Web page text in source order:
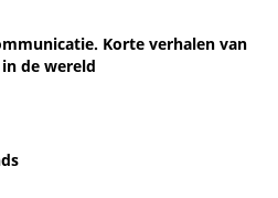
Korte verhalen van
de wereld